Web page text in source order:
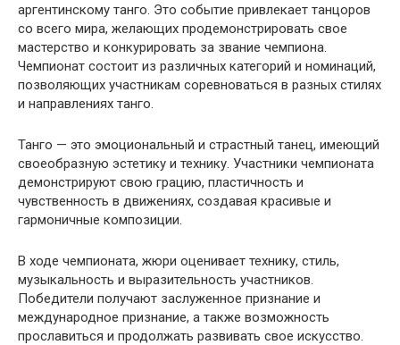
аргентинскому танго. Это событие привлекает танцоров
со всего мира, желающих продемонстрировать свое
мастерство и конкурировать за звание чемпиона.
Чемпионат состоит из различных категорий и номинаций,
позволяющих участникам соревноваться в разных стилях
и направлениях танго.
Танго — это эмоциональный и страстный танец, имеющий
своеобразную эстетику и технику. Участники чемпионата
демонстрируют свою грацию, пластичность и
чувственность в движениях, создавая красивые и
гармоничные композиции.
В ходе чемпионата, жюри оценивает технику, стиль,
музыкальность и выразительность участников.
Победители получают заслуженное признание и
международное признание, а также возможность
прославиться и продолжать развивать свое искусство.